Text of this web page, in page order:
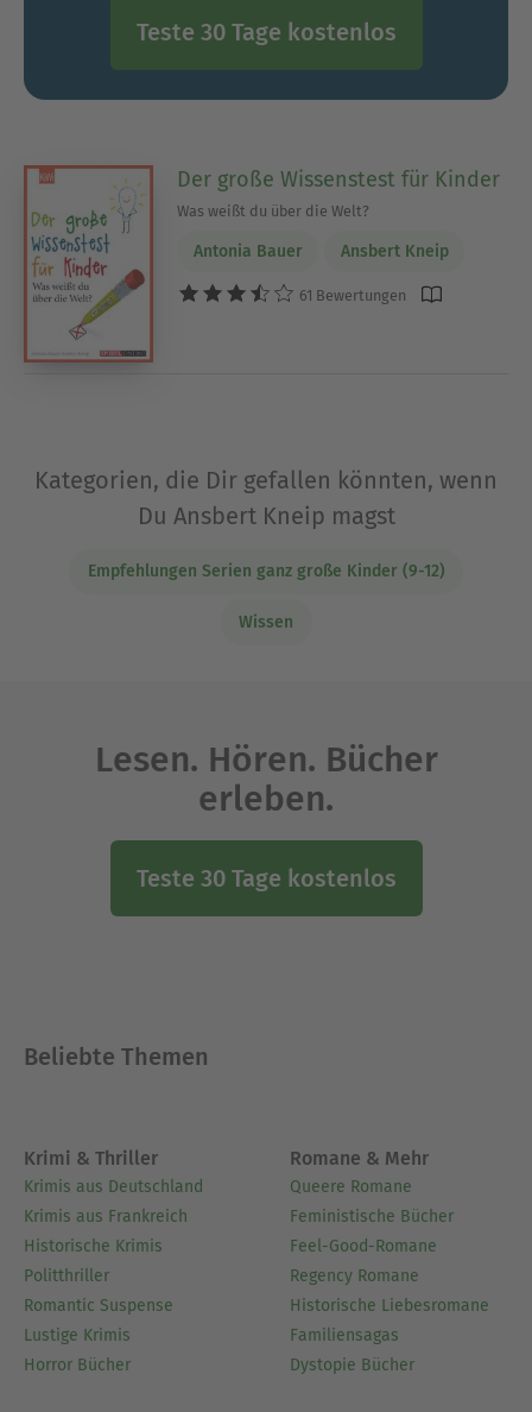
Teste 30 Tage kostenlos
Der große Wissenstest für Kinder
Was weißt du über die Welt?
Antonia Bauer Ansbert Kneip
61 Bewertungen
Kategorien, die Dir gefallen könnten, wenn
Du Ansbert Kneip magst
Empfehlungen Serien ganz große Kinder (9-12)
Wissen
Lesen. Hören. Bücher
erleben.
Teste 30 Tage kostenlos
Beliebte Themen
Krimi & Thriller
Krimis aus Deutschland
Krimis aus Frankreich
Historische Krimis
Politthriller
Romantic Suspense
Lustige Krimis
Horror Bücher
Romane & Mehr
Queere Romane
Feministische Bücher
Feel-Good-Romane
Regency Romane
Historische Liebesromane
Familiensagas
Dystopie Bücher